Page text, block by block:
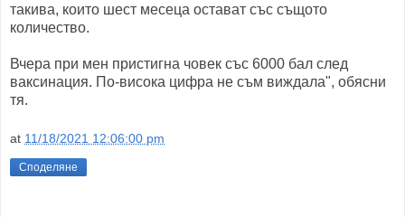
такива, които шест месеца остават със същото
количество.
Вчера при мен пристигна човек със 6000 бал след
ваксинация. По-висока цифра не съм виждала", обясни
тя.
at 11/18/2021 12:06:00 pm
Споделяне